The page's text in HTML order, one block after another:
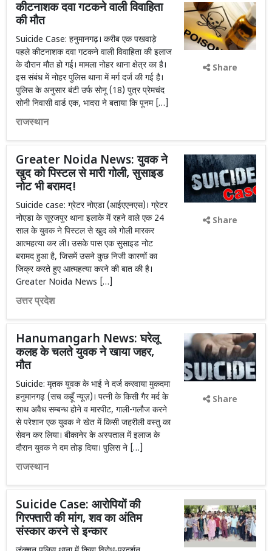
कीटनाशक दवा गटकने वाली विवाहिता
की मौत
Suicide Case: हनुमानगढ़। करीब एक पखवाड़े
पहले कीटनाशक दवा गटकने वाली विवाहिता की इलाज
के दौरान मौत हो गई। मामला नोहर थाना क्षेत्र का है।
इस संबंध में नोहर पुलिस थाना में मर्ग दर्ज की गई है।
पुलिस के अनुसार बंटी उर्फ सोनू (18) पुत्र प्रेमचंद
सोनी निवासी वार्ड एक, भादरा ने बताया कि पूनम […]
राजस्थान
Share
Greater Noida News: युवक ने
खुद को पिस्टल से मारी गोली, सुसाइड
नोट भी बरामद!
Suicide case: ग्रेटर नोएडा (आईएएनएस)। ग्रेटर
नोएडा के सूरजपुर थाना इलाके में रहने वाले एक 24
साल के युवक ने पिस्टल से खुद को गोली मारकर
आत्महत्या कर ली। उसके पास एक सुसाइड नोट
बरामद हुआ है, जिसमें उसने कुछ निजी कारणों का
जिक्र करते हुए आत्महत्या करने की बात की है।
Greater Noida News […]
उत्तर प्रदेश
Share
Hanumangarh News: घरेलू
कलह के चलते युवक ने खाया जहर,
मौत
Suicide: मृतक युवक के भाई ने दर्ज करवाया मुकदमा
हनुमानगढ़ (सच कहूँ न्यूज़)। पत्नी के किसी गैर मर्द के
साथ अवैध सम्बन्ध होने व मारपीट, गाली-गलौज करने
से परेशान एक युवक ने खेत में किसी जहरीली वस्तु का
सेवन कर लिया। बीकानेर के अस्पताल में इलाज के
दौरान युवक ने दम तोड़ दिया। पुलिस ने […]
राजस्थान
Share
Suicide Case: आरोपियों की
गिरफ्तारी की मांग, शव का अंतिम
संस्कार करने से इन्कार